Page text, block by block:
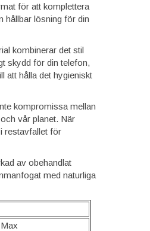
för att komplettera
hållbar lösning för din
kombinerar det stil
skydd för din telefon,
att hålla det hygieniskt
kompromissa mellan
vår planet. När
restavfallet för
av obehandlat
med naturliga